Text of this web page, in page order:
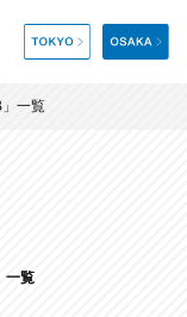
」一覧
一覧